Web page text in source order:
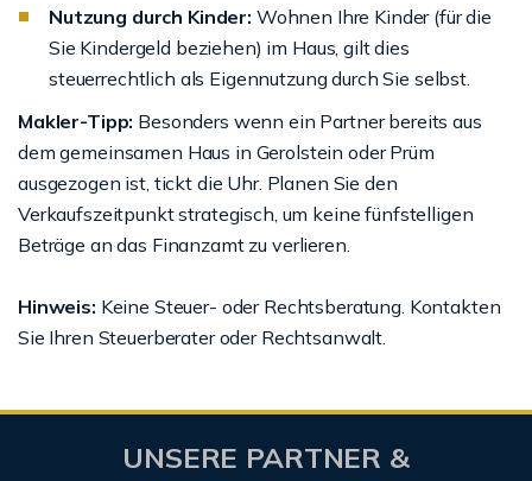
Nutzung durch Kinder: Wohnen Ihre Kinder (für die
Sie Kindergeld beziehen) im Haus, gilt dies
steuerrechtlich als Eigennutzung durch Sie selbst.
Makler-Tipp: Besonders wenn ein Partner bereits aus
dem gemeinsamen Haus in Gerolstein oder Prüm
ausgezogen ist, tickt die Uhr. Planen Sie den
Verkaufszeitpunkt strategisch, um keine fünfstelligen
Beträge an das Finanzamt zu verlieren.
Hinweis: Keine Steuer- oder Rechtsberatung. Kontakten
Sie Ihren Steuerberater oder Rechtsanwalt.
UNSERE PARTNER &